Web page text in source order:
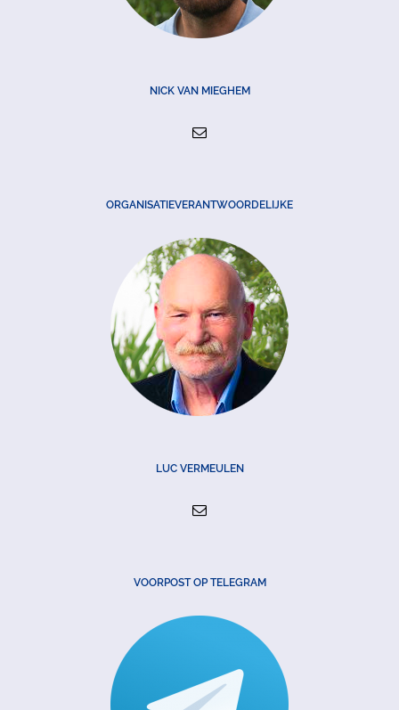
NICK VAN MIEGHEM
ORGANISATIEVERANTWOORDELIJKE
LUC VERMEULEN
VOORPOST OP TELEGRAM